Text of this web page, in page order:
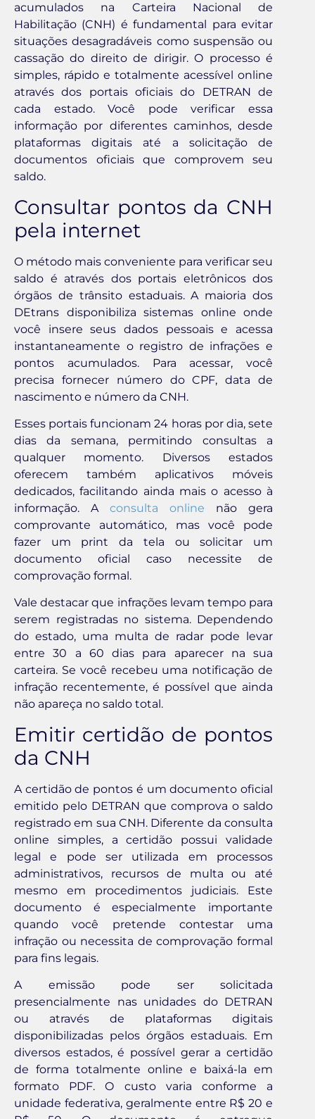
acumulados na Carteira Nacional de
Habilitação (CNH) é fundamental para evitar
situações desagradáveis como suspensão ou
cassação do direito de dirigir. O processo é
simples, rápido e totalmente acessível online
através dos portais oficiais do DETRAN de
cada estado. Você pode verificar essa
informação por diferentes caminhos, desde
plataformas digitais até a solicitação de
documentos oficiais que comprovem seu
saldo.
Consultar pontos da CNH
pela internet
O método mais conveniente para verificar seu
saldo é através dos portais eletrônicos dos
órgãos de trânsito estaduais. A maioria dos
DEtrans disponibiliza sistemas online onde
você insere seus dados pessoais e acessa
instantaneamente o registro de infrações e
pontos acumulados. Para acessar, você
precisa fornecer número do CPF, data de
nascimento e número da CNH.
Esses portais funcionam 24 horas por dia, sete
dias da semana, permitindo consultas a
qualquer momento. Diversos estados
oferecem também aplicativos móveis
dedicados, facilitando ainda mais o acesso à
informação. A consulta online não gera
comprovante automático, mas você pode
fazer um print da tela ou solicitar um
documento oficial caso necessite de
comprovação formal.
Vale destacar que infrações levam tempo para
serem registradas no sistema. Dependendo
do estado, uma multa de radar pode levar
entre 30 a 60 dias para aparecer na sua
carteira. Se você recebeu uma notificação de
infração recentemente, é possível que ainda
não apareça no saldo total.
Emitir certidão de pontos
da CNH
A certidão de pontos é um documento oficial
emitido pelo DETRAN que comprova o saldo
registrado em sua CNH. Diferente da consulta
online simples, a certidão possui validade
legal e pode ser utilizada em processos
administrativos, recursos de multa ou até
mesmo em procedimentos judiciais. Este
documento é especialmente importante
quando você pretende contestar uma
infração ou necessita de comprovação formal
para fins legais.
A emissão pode ser solicitada
presencialmente nas unidades do DETRAN
ou através de plataformas digitais
disponibilizadas pelos órgãos estaduais. Em
diversos estados, é possível gerar a certidão
de forma totalmente online e baixá-la em
formato PDF. O custo varia conforme a
unidade federativa, geralmente entre R$ 20 e